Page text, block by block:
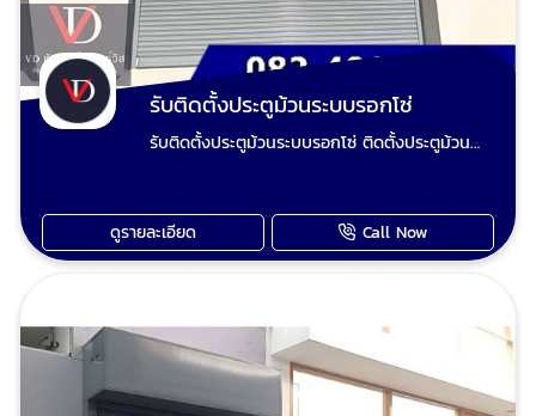
รับติดตั้งประตูม้วนระบบรอกโซ่
รับติดตั้งประตูม้วนระบบรอกโซ่ ติดตั้งประตูม้วน
ใช้ วีดี ชัตเตอร์ งานยากงานไกล งานใหญ่งานเล็ก
ทีมงานช่างวี เต็มใจให้บริการเก็บงานเรียบร้อย ไม่
มั่วไม่ชุ่ย ไม่ฟันไม่แพง รับประกันคุณภาพทุกผลงาน
ทุกระบบและรับปรับปรุงประตูเหล็กม้วนเดิมทำสีใหม่
ตามชอบ รับรื้อประตูม้วนเก่าผุงพังเสียหาย และ
เปลี่ยนเป็นประตูม้วนใหม่ ขายอะไหล่ประตูม้วน ขาย
ดูรายละเอียด Call Now